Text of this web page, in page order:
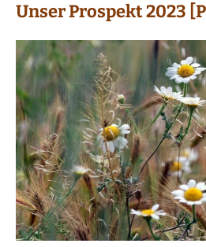
Unser Prospekt 2023